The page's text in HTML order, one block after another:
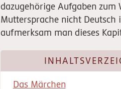
dazugehörige Aufgaben
Muttersprache nicht Deutsch
aufmerksam man dieses
Das Märchen